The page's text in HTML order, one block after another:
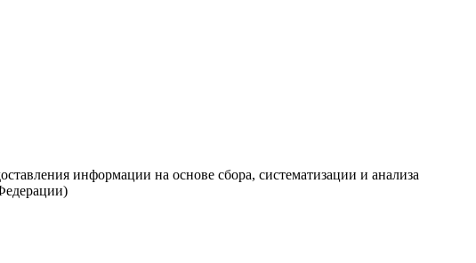
информации на основе сбора, систематизации и анализа